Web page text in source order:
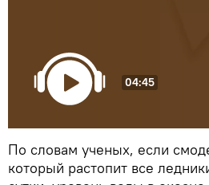
04:45
По словам ученых, если
который растопит все